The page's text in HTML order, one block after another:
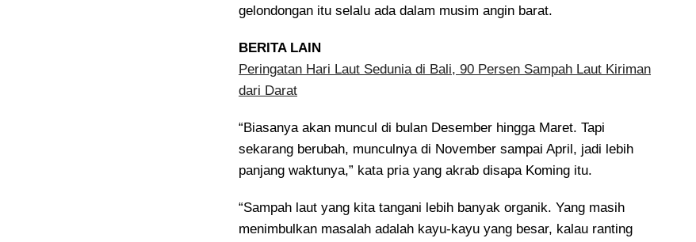
gelondongan itu selalu ada dalam musim angin barat.
BERITA LAIN
Peringatan Hari Laut Sedunia di Bali, 90 Persen Sampah Laut Kiriman
dari Darat
“Biasanya akan muncul di bulan Desember hingga Maret. Tapi
sekarang berubah, munculnya di November sampai April, jadi lebih
panjang waktunya,” kata pria yang akrab disapa Koming itu.
“Sampah laut yang kita tangani lebih banyak organik. Yang masih
menimbulkan masalah adalah kayu-kayu yang besar, kalau ranting